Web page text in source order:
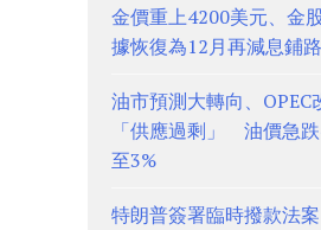
金價重上4200美元、金
據恢復為12月再減息鋪路
油市預測大轉向、OPEC
「供應過剩」 油價急
至3%
特朗普簽署臨時撥款法